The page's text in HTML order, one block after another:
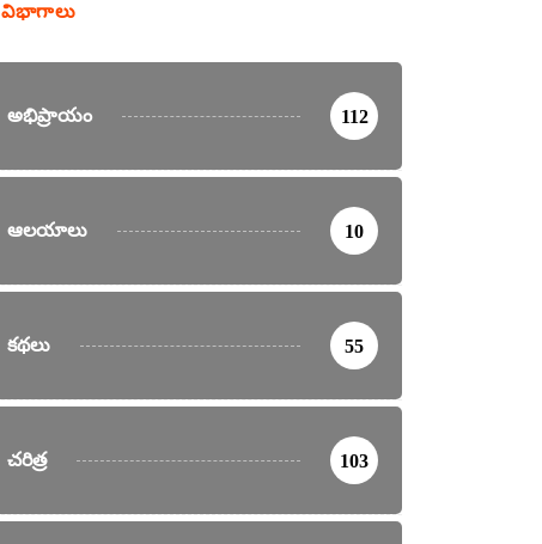
విభాగాలు
అభిప్రాయం 112
ఆలయాలు 10
కథలు 55
చరిత్ర 103